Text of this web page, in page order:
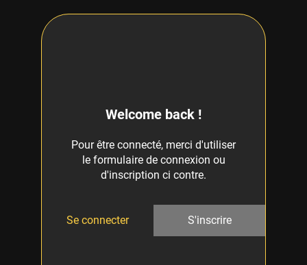
Welcome back !
Pour être connecté, merci d'utiliser
le formulaire de connexion ou
d'inscription ci contre.
Se connecter S'inscrire